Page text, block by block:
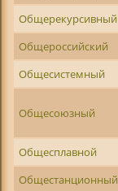
Общерекурсивный
Общероссийский
Общесистемный
Общесоюзный
Общесплавной
Общестанционный